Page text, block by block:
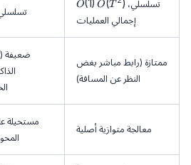
)
O(1) تسلسلي،
T
^
)
O(T )
إجمالي العمليات
ضعيفة
ممتازة (رابط مباشر بغض
النظر عن المسافة)
مستحيلة
معالجة متوازية أصلية